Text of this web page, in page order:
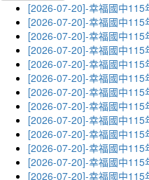
[2026-07-20]-幸福國中115
[2026-07-20]-幸福國中115
[2026-07-20]-幸福國中115
[2026-07-20]-幸福國中115
[2026-07-20]-幸福國中115
[2026-07-20]-幸福國中115
[2026-07-20]-幸福國中115
[2026-07-20]-幸福國中115
[2026-07-20]-幸福國中115
[2026-07-20]-幸福國中115
[2026-07-20]-幸福國中115
[2026-07-20]-幸福國中115
[2026-07-20]-幸福國中115